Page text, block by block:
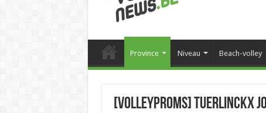
Province Niveau Beach-volley
[VolleyProms] Tuerlinckx